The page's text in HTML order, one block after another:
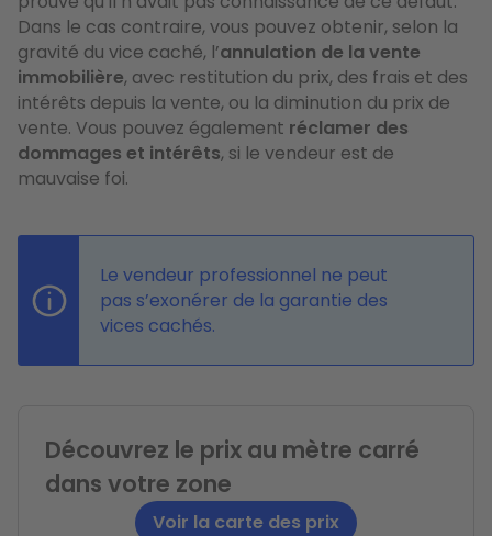
Dans le cas contraire, vous pouvez obtenir, selon la
gravité du vice caché, l’annulation de la vente
immobilière, avec restitution du prix, des frais et des
intérêts depuis la vente, ou la diminution du prix de
vente. Vous pouvez également réclamer des
dommages et intérêts, si le vendeur est de
mauvaise foi.
Le vendeur professionnel ne peut
pas s’exonérer de la garantie des
vices cachés.
Découvrez le prix au mètre carré
dans votre zone
Voir la carte des prix